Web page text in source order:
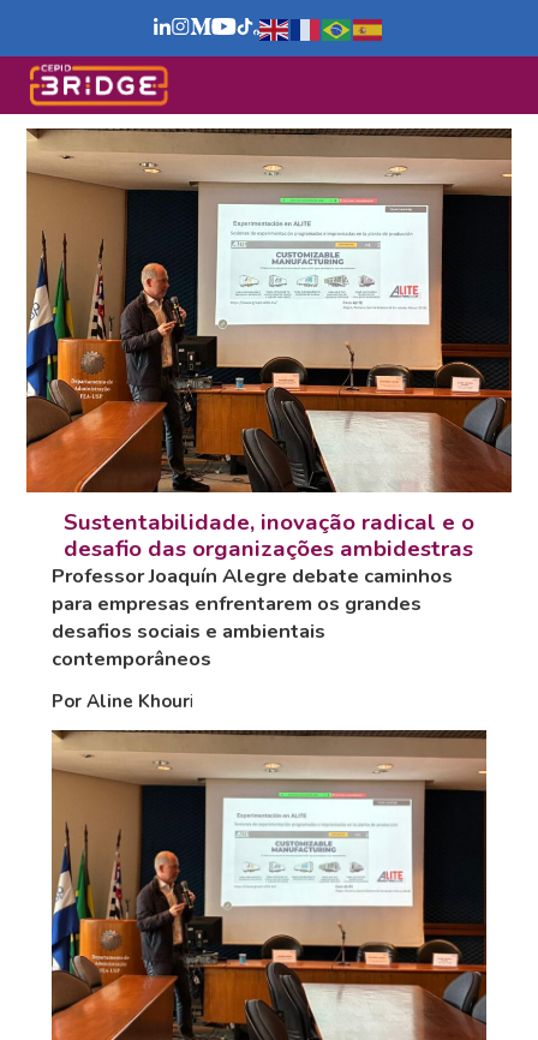
Sustentabilidade, inovação radical e o
desafio das organizações ambidestras
Professor Joaquín Alegre debate caminhos
para empresas enfrentarem os grandes
desafios sociais e ambientais
contemporâneos
Por Aline Khouri